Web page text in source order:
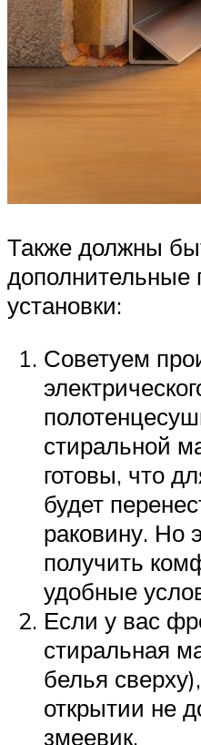
Также должны
дополнительные
установки:
Советуем
стиральной
готовы, что
будет
раковину. Но
получить
удобные
Если у вас
стиральная
белья
открытии не
змеевик.